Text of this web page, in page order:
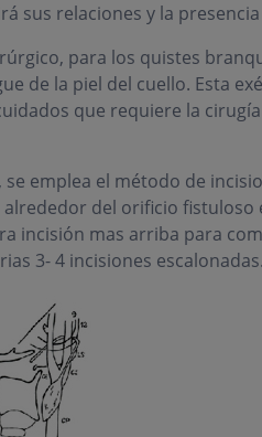
sus relaciones y la
para los quistes
de la piel del cuello. Esta
que requiere la
emplea el método de
del orificio fistuloso
incisión mas arriba para
3- 4 incisiones escalonadas.